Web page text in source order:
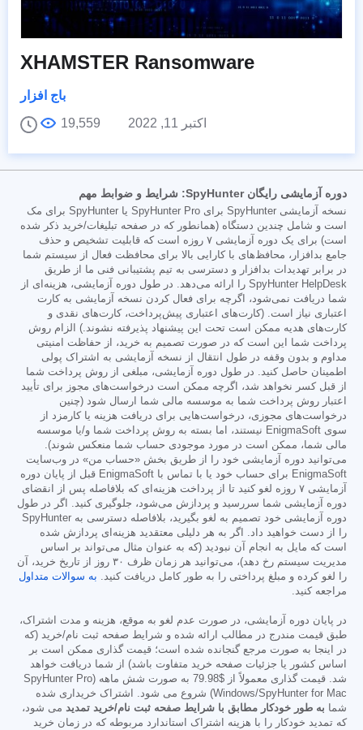
XHAMSTER Ransomware
باج افزار
اکتبر 11, 2022
19,559
دوره آزمایشی رایگان SpyHunter: شرایط و ضوابط مهم
نسخه آزمایشی SpyHunter برای SpyHunter Pro یا SpyHunter برای مک
است و شامل چندین دستگاه (همانطور که در صفحه تبلیغات/خرید ذکر شده
است) برای یک دوره آزمایشی ۷ روزه است که قابلیت تشخیص و حذف
جامع بدافزار، محافظ‌های با کارایی بالا برای محافظت فعال از سیستم شما
در برابر تهدیدات بدافزار و دسترسی به تیم پشتیبانی فنی ما از طریق
SpyHunter HelpDesk را ارائه می‌دهد. در طول دوره آزمایشی، هزینه‌ای از
شما دریافت نمی‌شود، اگرچه برای فعال کردن نسخه آزمایشی به کارت
اعتباری نیاز است. (کارت‌های اعتباری پیش‌پرداخت، کارت‌های نقدی و
کارت‌های هدیه ممکن است تحت این پیشنهاد پذیرفته نشوند.) الزام روش
پرداخت شما این است که در صورت تصمیم به خرید، از حفاظت امنیتی
مداوم و بدون وقفه در طول انتقال از نسخه آزمایشی به اشتراک پولی
اطمینان حاصل کنید. در طول دوره آزمایشی، مبلغی از روش پرداخت شما
از قبل کسر نخواهد شد، اگرچه ممکن است درخواست‌های مجوز برای تأیید
اعتبار روش پرداخت شما به موسسه مالی شما ارسال شود (چنین
درخواست‌های مجوزی، درخواست‌هایی برای دریافت هزینه یا کارمزد از
سوی EnigmaSoft نیستند، اما بسته به روش پرداخت شما و/یا موسسه
مالی شما، ممکن است در مورد موجودی حساب شما منعکس شوند).
می‌توانید دوره آزمایشی خود را از طریق بخش «حساب من» در وب‌سایت
EnigmaSoft برای حساب خود یا با تماس با EnigmaSoft قبل از پایان دوره
آزمایشی ۷ روزه لغو کنید تا از پرداخت هزینه‌ای که بلافاصله پس از انقضای
دوره آزمایشی شما سررسید و پردازش می‌شود، جلوگیری کنید. اگر در طول
دوره آزمایشی خود تصمیم به لغو بگیرید، بلافاصله دسترسی به SpyHunter
را از دست خواهید داد. اگر به هر دلیلی معتقدید هزینه‌ای پردازش شده
است که مایل به انجام آن نبودید (که به عنوان مثال می‌تواند بر اساس
مدیریت سیستم رخ دهد)، می‌توانید هر زمان ظرف ۳۰ روز از تاریخ خرید، آن
را لغو کرده و مبلغ پرداختی را به طور کامل دریافت کنید. به سوالات متداول
مراجعه کنید.
در پایان دوره آزمایشی، در صورت عدم لغو به موقع، هزینه و مدت اشتراک،
طبق قیمت مندرج در مطالب ارائه شده و شرایط صفحه ثبت نام/خرید (که
در اینجا به صورت مرجع گنجانده شده است؛ قیمت گذاری ممکن است بر
اساس کشور یا جزئیات صفحه خرید متفاوت باشد) از شما دریافت خواهد
شد. قیمت گذاری معمولاً از $79.98
به صورت شش ماهه (SpyHunter Pro
Windows/SpyHunter for Mac) شروع می شود. اشتراک خریداری شده
شما به طور خودکار مطابق با شرایط صفحه ثبت نام/خرید تمدید می شود،
که تمدید خودکار را با هزینه اشتراک استاندارد مربوطه که در زمان خرید